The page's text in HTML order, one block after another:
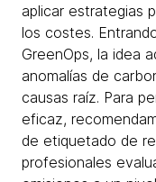
aplicar estrategias
los costes.
GreenOps, la idea
anomalías de
causas raíz. Para
eficaz,
de etiquetado de
profesionales